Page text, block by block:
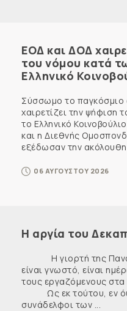
ΕΟΔ και ΔΟΔ
του νόμου κατά
Ελληνικό
Σύσσωμο το παγκόσμιο
χαιρετίζει την ψήφιση
το Ελληνικό
και η Διεθνής
εξέδωσαν την ακόλουθη
06 ΑΥΓΟΥΣΤΟΥ 2026
Η αργία του
Η γιορτή της
είναι γνωστό, είναι
τους εργαζόμενους
Ως εκ τούτου, εν
συνάδελφοι των ...